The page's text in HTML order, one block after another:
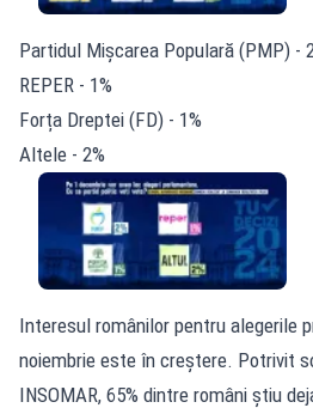
Partidul Mișcarea Populară (PMP) -
REPER - 1%
Forța Dreptei (FD) - 1%
Altele - 2%
Interesul românilor pentru alegerile
noiembrie este în creștere. Potrivit
INSOMAR, 65% dintre români știu